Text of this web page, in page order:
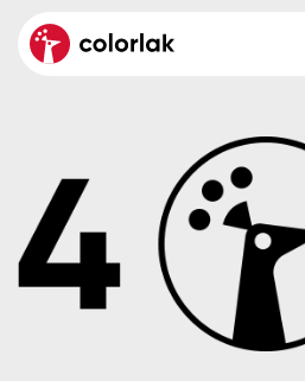
Velkoobchod
Aktuality
Reference
O společnosti
Dřevo
Beton, asfalt,
Colorlak Dekor
Colorlak Profi
Colorlak Pta